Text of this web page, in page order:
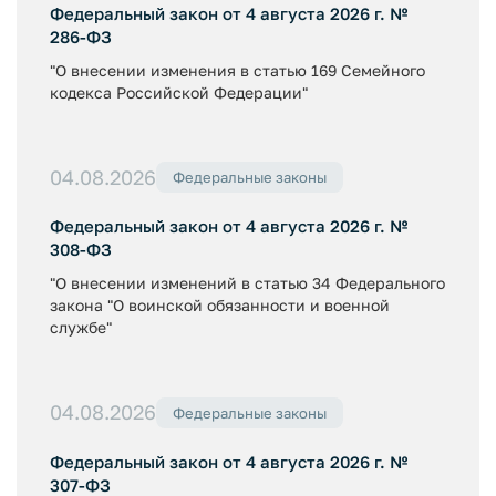
Федеральный закон от 4 августа 2026 г. №
286-ФЗ
"О внесении изменения в статью 169 Семейного
кодекса Российской Федерации"
04.08.2026 Федеральные законы
Федеральный закон от 4 августа 2026 г. №
308-ФЗ
"О внесении изменений в статью 34 Федерального
закона "О воинской обязанности и военной
службе"
04.08.2026 Федеральные законы
Федеральный закон от 4 августа 2026 г. №
307-ФЗ